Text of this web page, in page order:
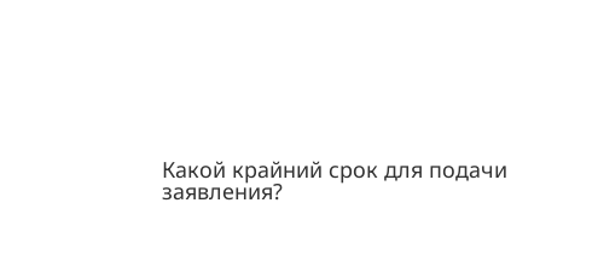
Какой крайний срок для подачи
заявления?